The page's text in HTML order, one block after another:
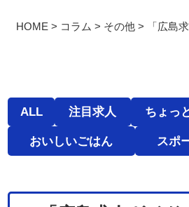
HOME> コラム > その他>
「広島
ALL 注目求人 ちょっ
おいしいごはん スポ